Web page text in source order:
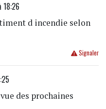
d incendie selon
Signaler
des prochaines